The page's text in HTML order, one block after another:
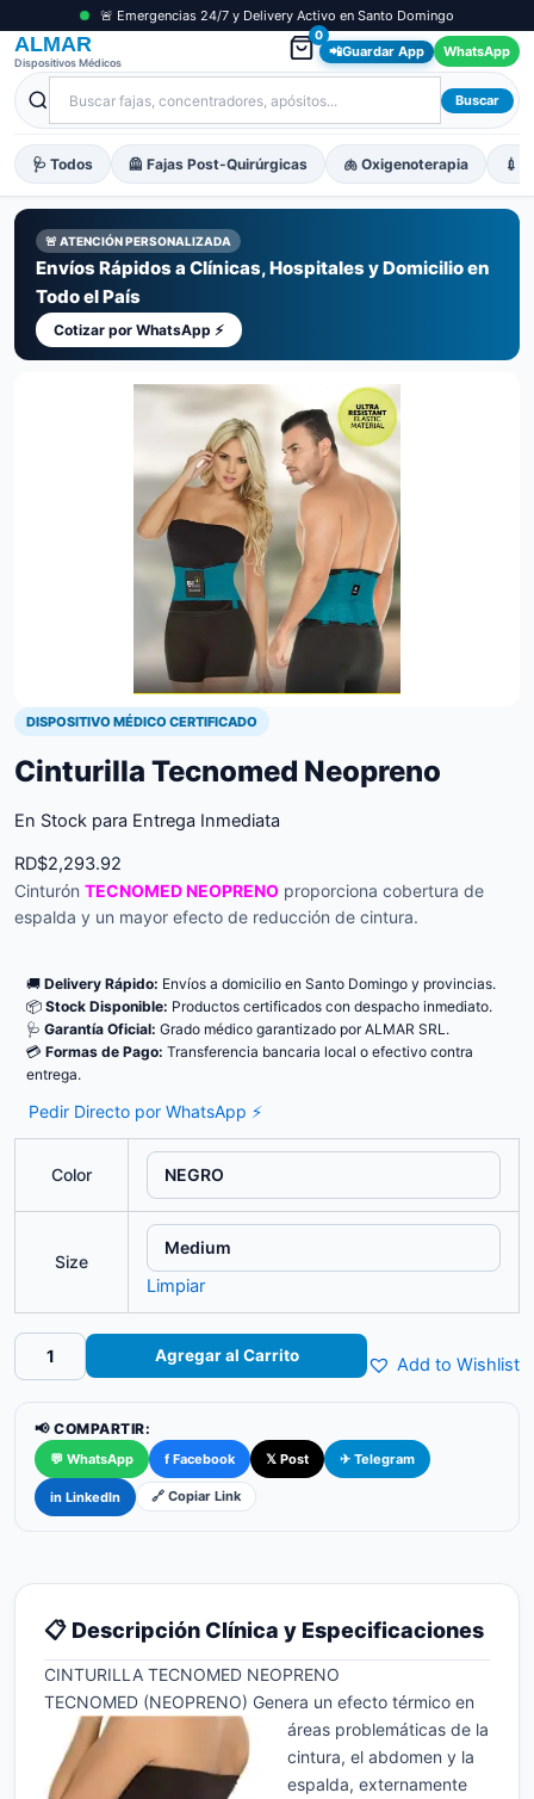
🚨 Emergencias 24/7 y Delivery Activo en Santo Domingo
ALMAR
Dispositivos Médicos
0
📲Guardar App WhatsApp
Buscar
🩺 Todos 🦺 Fajas Post-Quirúrgicas 🫁 Oxigenoterapia 💉
🚨 ATENCIÓN PERSONALIZADA
Envíos Rápidos a Clínicas, Hospitales y Domicilio en
Todo el País
Cotizar por WhatsApp ⚡
DISPOSITIVO MÉDICO CERTIFICADO
Cinturilla Tecnomed Neopreno
En Stock para Entrega Inmediata
RD$2,293.92
Cinturón TECNOMED NEOPRENO proporciona cobertura de
espalda y un mayor efecto de reducción de cintura.
🚚 Delivery Rápido: Envíos a domicilio en Santo Domingo y provincias.
📦 Stock Disponible: Productos certificados con despacho inmediato.
🩺 Garantía Oficial: Grado médico garantizado por ALMAR SRL.
💳 Formas de Pago: Transferencia bancaria local o efectivo contra
entrega.
Pedir Directo por WhatsApp ⚡
Color
Size
Limpiar
Cinturilla
Tecnomed
Agregar al Carrito Add to Wishlist
📢 COMPARTIR:
💬 WhatsApp f Facebook 𝕏 Post ✈ Telegram
in LinkedIn 🔗 Copiar Link
📋 Descripción Clínica y Especificaciones
CINTURILLA TECNOMED NEOPRENO
TECNOMED (NEOPRENO) Genera un efecto térmico en
áreas problemáticas de la
cintura, el abdomen y la
espalda, externamente